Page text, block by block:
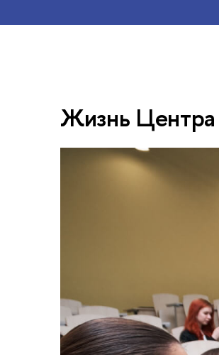
Жизнь Центра